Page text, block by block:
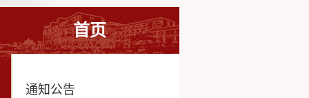
首页
通知公告